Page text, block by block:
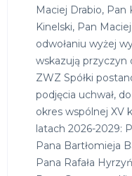
Maciej Drabio, Pan
Kinelski, Pan
odwołaniu wyżej
wskazują przyczyn
ZWZ Spółki
podjęcia uchwał,
okres wspólnej XV
latach 2026-2029:
Pana Bartłomieja
Pana Rafała